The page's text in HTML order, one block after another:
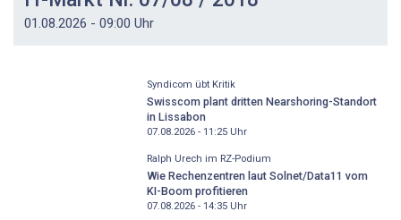
01.08.2026 - 09:00 Uhr
Syndicom übt Kritik
Swisscom plant dritten Nearshoring-Standort
in Lissabon
07.08.2026 - 11:25Uhr
Ralph Urech im RZ-Podium
Wie Rechenzentren laut Solnet/Data11 vom
KI-Boom profitieren
07.08.2026 - 14:35Uhr